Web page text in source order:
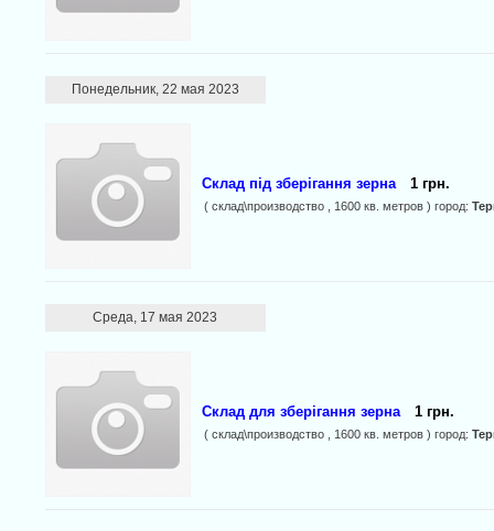
Понедельник, 22 мая 2023
Склад під зберігання зерна 1 грн.
( склад\производство , 1600 кв. метров ) город:
Среда, 17 мая 2023
Склад для зберігання зерна 1 грн.
( склад\производство , 1600 кв. метров ) город: